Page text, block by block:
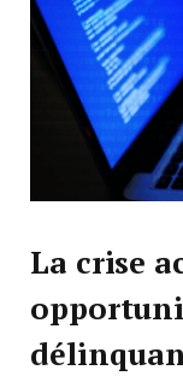
La crise